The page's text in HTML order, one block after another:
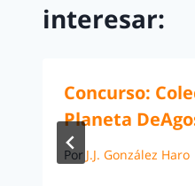
interesar:
Concurso:
Planeta
Por J.J. González Haro